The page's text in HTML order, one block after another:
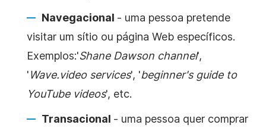
Navegacional - uma pessoa pretende
visitar um sítio ou página Web específicos.
Exemplos:'Shane Dawson channel',
'Wave.video services', 'beginner's guide to
YouTube videos', etc.
Transacional - uma pessoa quer comprar